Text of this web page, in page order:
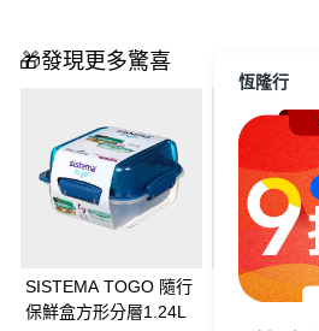
🎁發現更多驚喜
SISTEMA TOGO 隨行
保鮮盒方形分層1.24L
SISTEMA
保鮮盒方形
恆隆行